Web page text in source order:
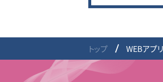
トップ WEBアプ